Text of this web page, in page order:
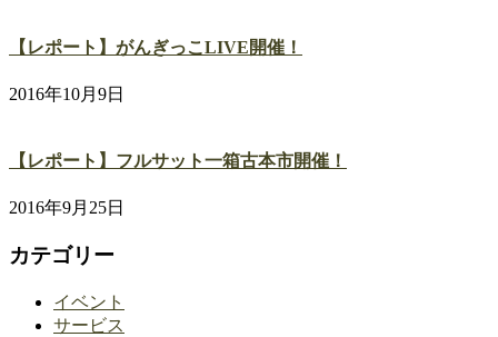
【レポート】がんぎっこLIVE開催！
2016年10月9日
【レポート】フルサット一箱古本市開催！
2016年9月25日
カテゴリー
イベント
サービス